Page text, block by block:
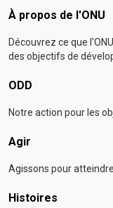
Footer menu
À propos de l'ONU
Découvrez ce que
des objectifs de
ODD
Notre action pour les
Agir
Agissons pour
Histoires